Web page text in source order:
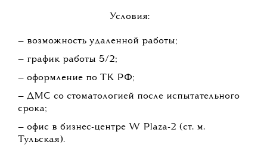
Условия:
— возможность удаленной работы;
— график работы 5/2;
— оформление по ТК РФ;
— ДМС со стоматологией после испытательного
срока;
— офис в бизнес-центре W Plaza-2 (ст. м.
Тульская).